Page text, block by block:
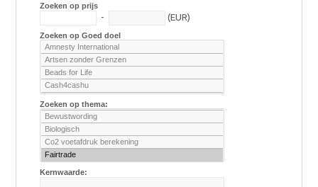
Zoeken op prijs
- (EUR)
Zoeken op Goed doel
Zoeken op thema:
Kernwaarde: